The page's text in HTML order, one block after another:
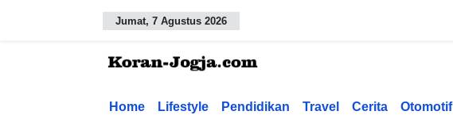
Jumat, 7 Agustus 2026
Home Lifestyle Pendidikan Travel Cerita Otomotif